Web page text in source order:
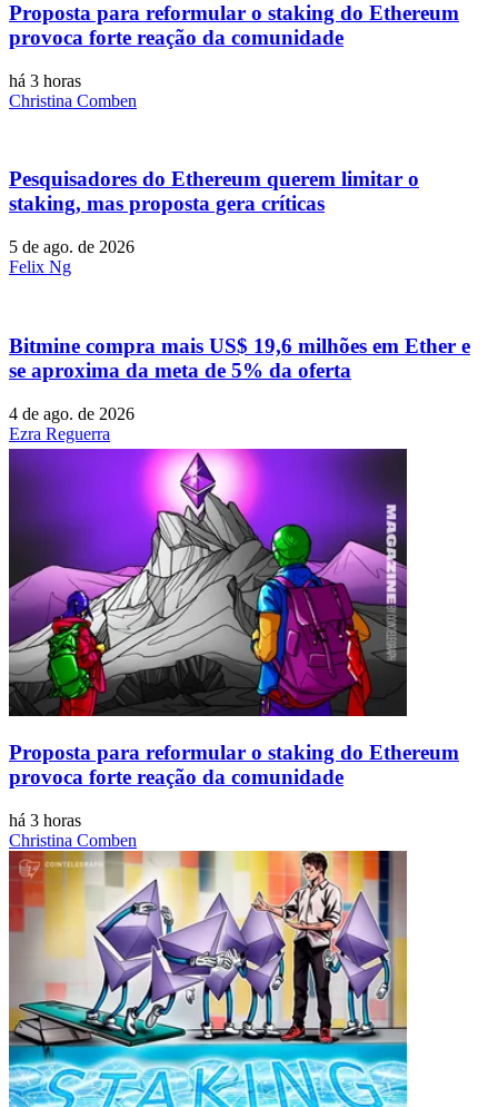
Proposta para reformular o staking do Ethereum
provoca forte reação da comunidade
há 3 horas
Christina Comben
Pesquisadores do Ethereum querem limitar o
staking, mas proposta gera críticas
5 de ago. de 2026
Felix Ng
Bitmine compra mais US$ 19,6 milhões em Ether e
se aproxima da meta de 5% da oferta
4 de ago. de 2026
Ezra Reguerra
Proposta para reformular o staking do Ethereum
provoca forte reação da comunidade
há 3 horas
Christina Comben